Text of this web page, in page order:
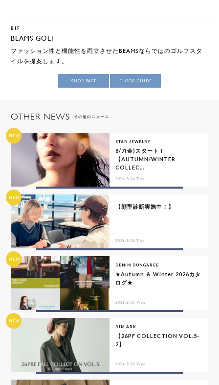
B1F
BEAMS GOLF
ファッション性と機能性を両立させたBEAMSならではのゴルフスタ
イルを提案します。
SHOP PAGE FLOOR GUIDE
OTHER NEWS その他のニュース
NEW
STAR JEWELRY
8/7(金)スタート！
【AUTUMN/WINTER
COLLEC...
2026.8.06 Thu
NEW
【顔型診断実施中！】
2026.8.06 Thu
NEW
DENIM DUNGAREE
★Autumn ＆ Winter 2026カタ
ログ★
2026.8.05 Wed
NEW
RIM.ARK
【26PF COLLECTION VOL.5-
2】
2026.8.05 Wed